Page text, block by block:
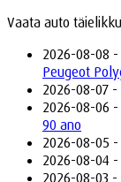
Vaata auto
2026-08-08 -
Peugeot
2026-08-07 -
2026-08-06 -
90 ano
2026-08-05 -
2026-08-04 -
2026-08-03 -